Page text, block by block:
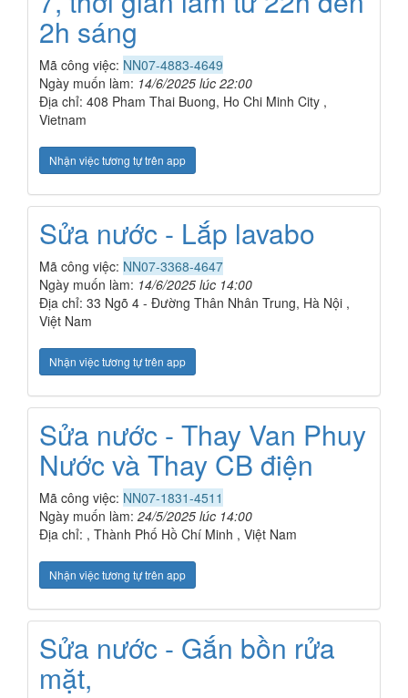
2h sáng
Mã công việc: NN07-4883-4649
Ngày muốn làm: 14/6/2025 lúc 22:00
Địa chỉ: 408 Pham Thai Buong, Ho Chi Minh City ,
Vietnam
Nhận việc tương tự trên app
Sửa nước - Lắp lavabo
Mã công việc: NN07-3368-4647
Ngày muốn làm: 14/6/2025 lúc 14:00
Địa chỉ: 33 Ngõ 4 - Đường Thân Nhân Trung, Hà Nội ,
Việt Nam
Nhận việc tương tự trên app
Sửa nước - Thay Van Phuy
Nước và Thay CB điện
Mã công việc: NN07-1831-4511
Ngày muốn làm: 24/5/2025 lúc 14:00
Địa chỉ: , Thành Phố Hồ Chí Minh , Việt Nam
Nhận việc tương tự trên app
Sửa nước - Gắn bồn rửa
mặt,